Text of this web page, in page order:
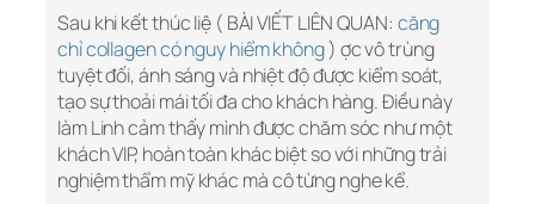
Sau khi kết thúc liệ ( BÀI VIẾT LIÊN QUAN: căng
chỉ collagen có nguy hiểm không) ợc vô trùng
tuyệt đối, ánh sáng và nhiệt độ được kiểm soát,
tạo sự thoải mái tối đa cho khách hàng. Điều này
làm Linh cảm thấy mình được chăm sóc như một
khách VIP, hoàn toàn khác biệt so với những trải
nghiệm thẩm mỹ khác mà cô từng nghe kể.